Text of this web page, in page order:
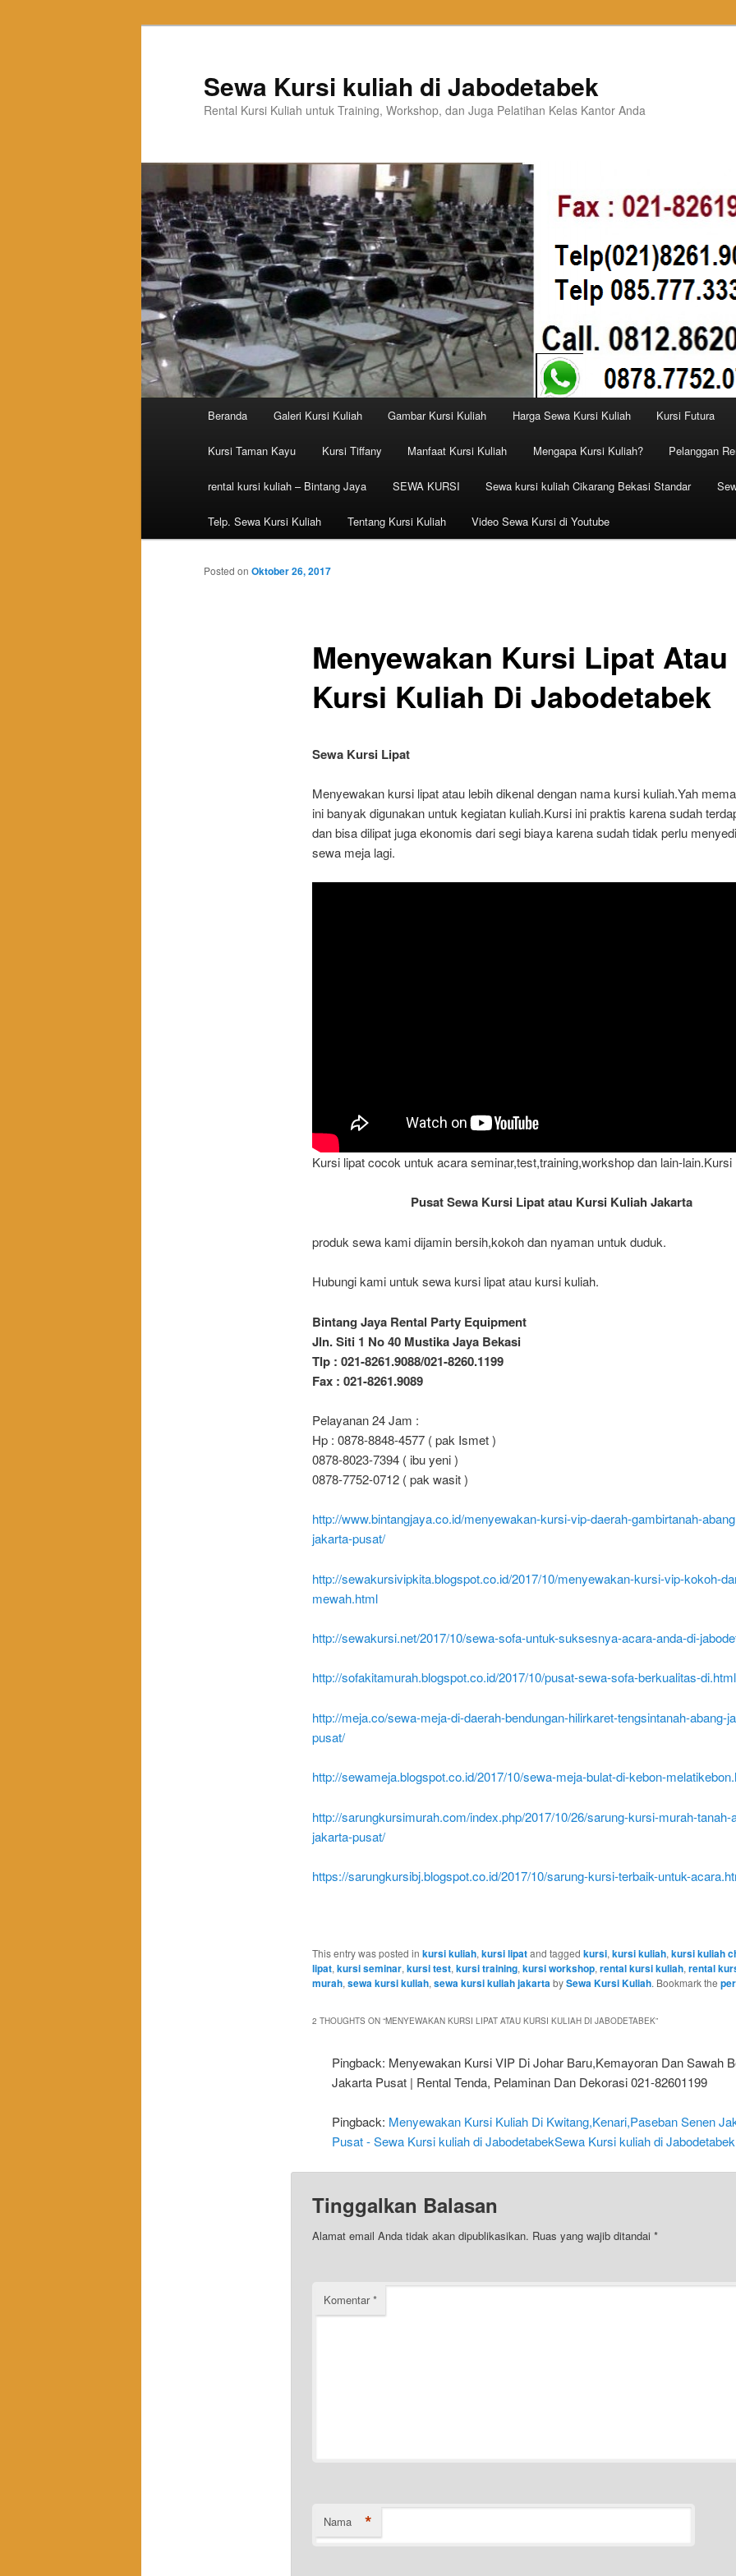
Sewa Kursi kuliah di Jabodetabek
Rental Kursi Kuliah untuk Training, Workshop, dan Juga Pelatihan Kelas Kantor Anda
Skip to primary content
Skip to secondary content
Beranda Galeri Kursi Kuliah Gambar Kursi Kuliah Harga Sewa Kursi Kuliah Kursi Futura
Kursi Taman Kayu Kursi Tiffany Manfaat Kursi Kuliah Mengapa Kursi Kuliah? Pelanggan
rental kursi kuliah – Bintang Jaya SEWA KURSI Sewa kursi kuliah Cikarang Bekasi Standar
Telp. Sewa Kursi Kuliah Tentang Kursi Kuliah Video Sewa Kursi di Youtube
Menyewakan Kursi Lipat Atau
Kursi Kuliah Di Jabodetabek
Posted on Oktober 26, 2017
Sewa Kursi Lipat
Menyewakan kursi lipat atau lebih dikenal dengan nama kursi kuliah.Yah
ini banyak digunakan untuk kegiatan kuliah.Kursi ini praktis karena sudah
dan bisa dilipat juga ekonomis dari segi biaya karena sudah tidak perlu
sewa meja lagi.
Kursi lipat cocok untuk acara seminar,test,training,workshop dan lain-lain.Kursi
Pusat Sewa Kursi Lipat atau Kursi Kuliah Jakarta
produk sewa kami dijamin bersih,kokoh dan nyaman untuk duduk.
Hubungi kami untuk sewa kursi lipat atau kursi kuliah.
Bintang Jaya Rental Party Equipment
Jln. Siti 1 No 40 Mustika Jaya Bekasi
Tlp : 021-8261.9088/021-8260.1199
Fax : 021-8261.9089
Pelayanan 24 Jam :
Hp : 0878-8848-4577 ( pak Ismet )
0878-8023-7394 ( ibu yeni )
0878-7752-0712 ( pak wasit )
http://www.bintangjaya.co.id/menyewakan-kursi-vip-daerah-gambirtanah-
jakarta-pusat/
http://sewakursivipkita.blogspot.co.id/2017/10/menyewakan-kursi-vip-kokoh-
mewah.html
http://sewakursi.net/2017/10/sewa-sofa-untuk-suksesnya-acara-anda-di-
http://sofakitamurah.blogspot.co.id/2017/10/pusat-sewa-sofa-berkualitas-di.html
http://meja.co/sewa-meja-di-daerah-bendungan-hilirkaret-tengsintanah-abang-
pusat/
http://sewameja.blogspot.co.id/2017/10/sewa-meja-bulat-di-kebon-
http://sarungkursimurah.com/index.php/2017/10/26/sarung-kursi-murah-tanah-
jakarta-pusat/
https://sarungkursibj.blogspot.co.id/2017/10/sarung-kursi-terbaik-untuk-
This entry was posted in kursi kuliah, kursi lipatand tagged kursi, kursi kuliah, kursi kuliah
lipat, kursi seminar, kursi test, kursi training, kursi workshop, rental kursi kuliah, rental
murah, sewa kursi kuliah, sewa kursi kuliah jakartabySewa Kursi Kuliah. Bookmark the
2 THOUGHTS ON “MENYEWAKAN KURSI LIPAT ATAU KURSI KULIAH DI JABODETABEK”
Pingback: Menyewakan Kursi VIP Di Johar Baru,Kemayoran Dan Sawah
Jakarta Pusat | Rental Tenda, Pelaminan Dan Dekorasi 021-82601199
Pingback: Menyewakan Kursi Kuliah Di Kwitang,Kenari,Paseban Senen
Pusat - Sewa Kursi kuliah di JabodetabekSewa Kursi kuliah di Jabodetabek
Tinggalkan Balasan
Alamat email Anda tidak akan dipublikasikan. Ruas yang wajib ditandai *
Komentar*
Nama *